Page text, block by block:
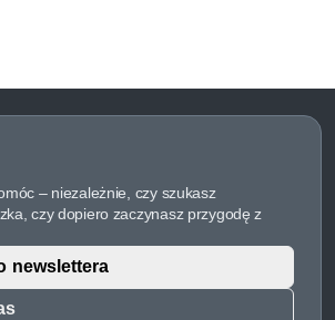
– niezależnie, czy szukasz
czy dopiero zaczynasz przygodę z
newslettera